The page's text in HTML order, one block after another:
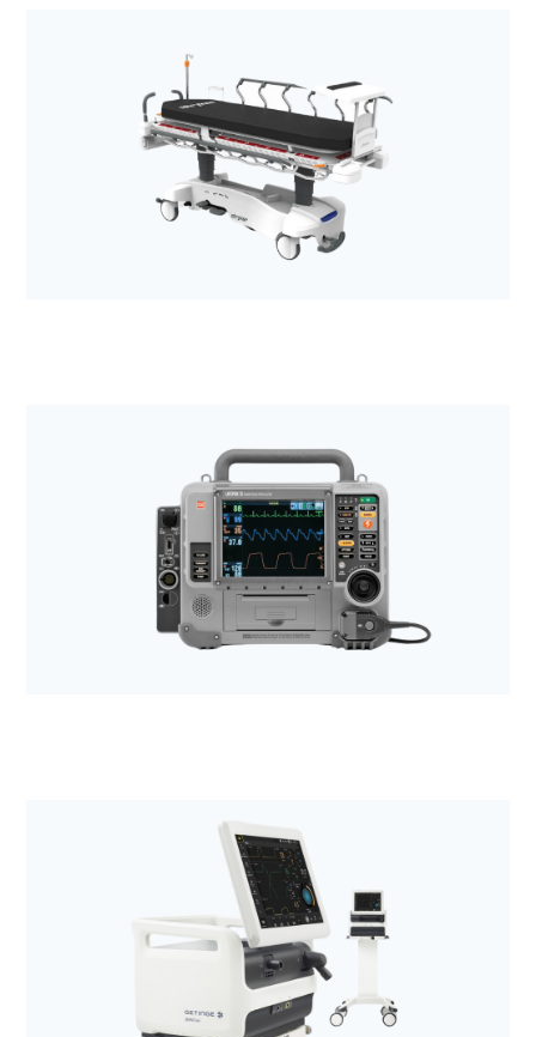
Anestezjologia i aparatura medyczna
Wózki transportowe
Anestezjologia i aparatura medyczna
Defibrylatory LIFEPAK